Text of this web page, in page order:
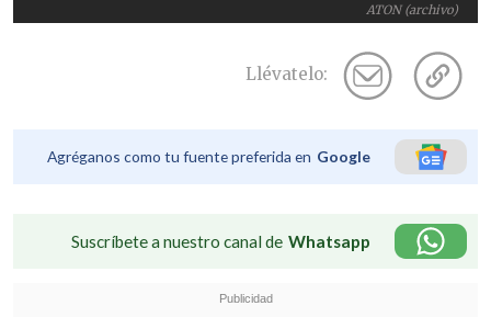
ATON (archivo)
Llévatelo:
Agréganos como tu fuente preferida en Google
Suscríbete a nuestro canal de Whatsapp